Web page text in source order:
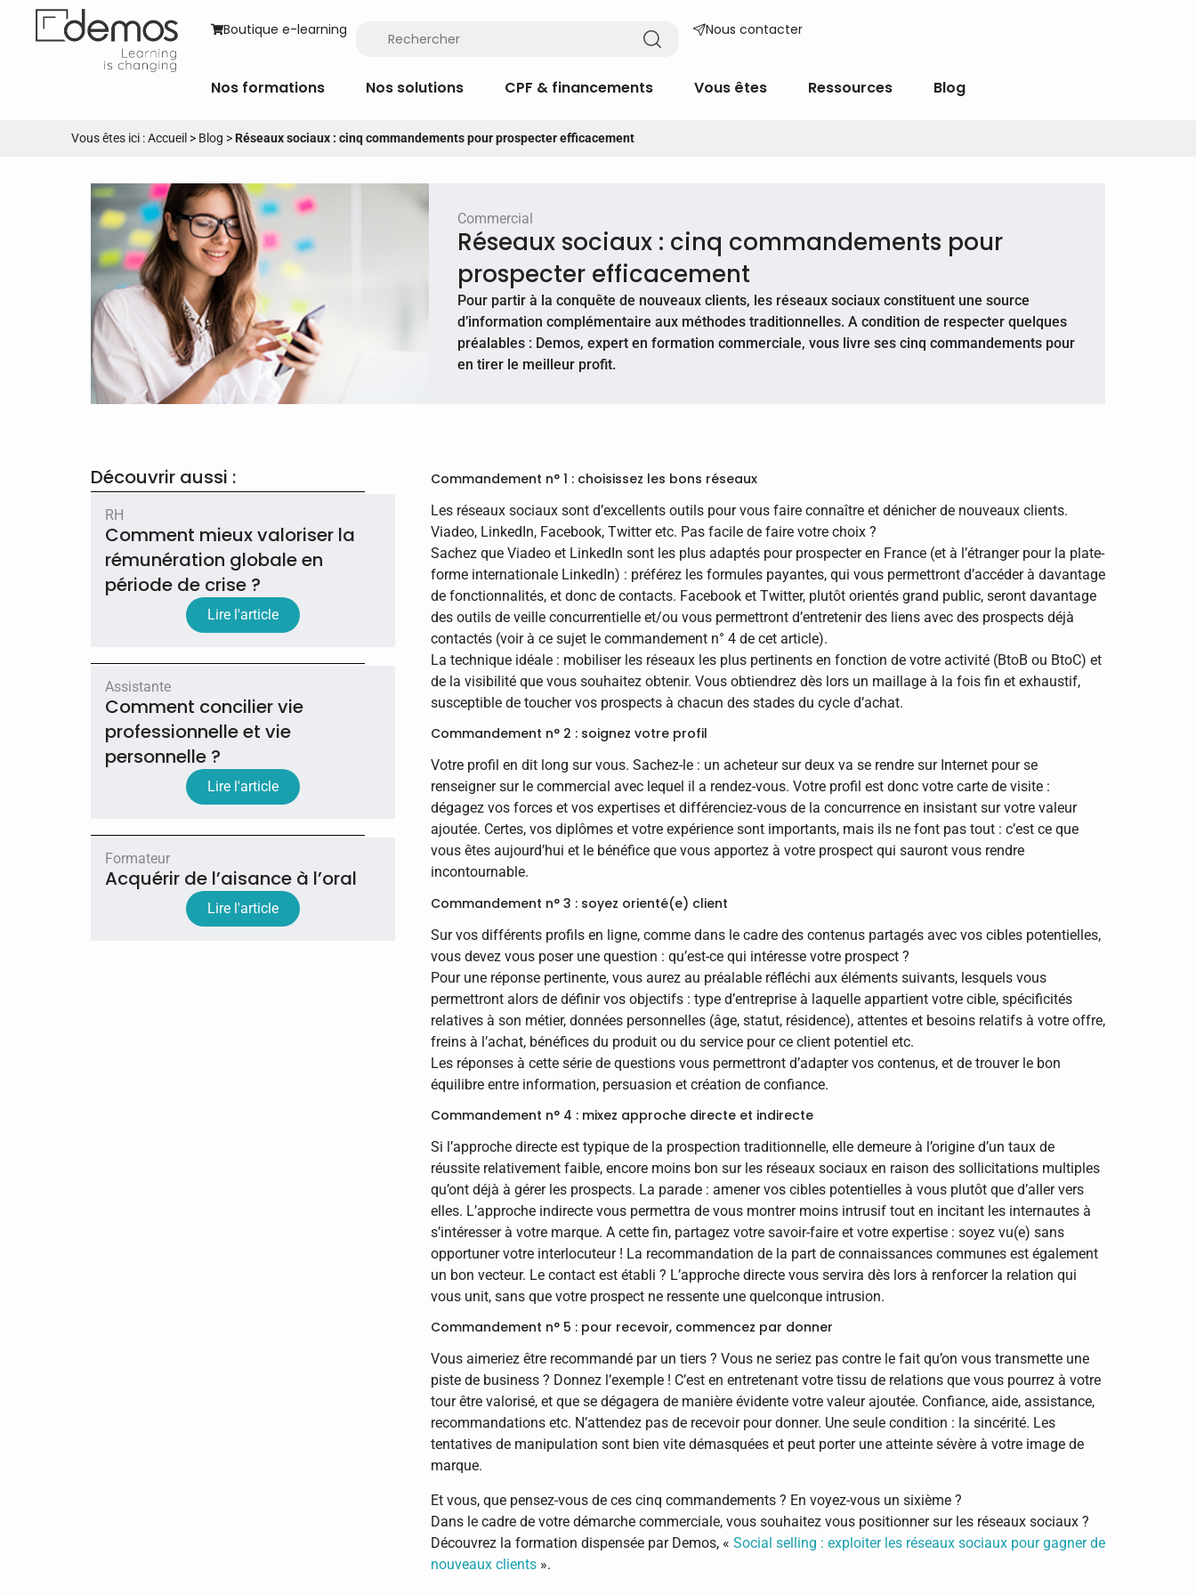
Boutique e-learning Nous contacter
Nos formations Nos solutions CPF & financements Vous êtes Ressources Blog
Vous êtes ici :Accueil > Blog >Réseaux sociaux : cinq commandements pour prospecter efficacement
Commercial
Réseaux sociaux : cinq commandements pour
prospecter efficacement
Pour partir à la conquête de nouveaux clients, les réseaux sociaux constituent une source
d’information complémentaire aux méthodes traditionnelles. A condition de respecter quelques
préalables : Demos, expert en formation commerciale, vous livre ses cinq commandements pour
en tirer le meilleur profit.
Découvrir aussi :
RH
Comment mieux valoriser la
rémunération globale en
période de crise ?
Lire l'article
Assistante
Comment concilier vie
professionnelle et vie
personnelle ?
Lire l'article
Formateur
Acquérir de l’aisance à l’oral
Lire l'article
Commandement n° 1 : choisissez les bons réseaux
Les réseaux sociaux sont d’excellents outils pour vous faire connaître et dénicher de nouveaux clients.
Viadeo, LinkedIn, Facebook, Twitter etc. Pas facile de faire votre choix ?
Sachez que Viadeo et LinkedIn sont les plus adaptés pour prospecter en France (et à l’étranger pour la plate-
forme internationale LinkedIn) : préférez les formules payantes, qui vous permettront d’accéder à davantage
de fonctionnalités, et donc de contacts. Facebook et Twitter, plutôt orientés grand public, seront davantage
des outils de veille concurrentielle et/ou vous permettront d’entretenir des liens avec des prospects déjà
contactés (voir à ce sujet le commandement n° 4 de cet article).
La technique idéale : mobiliser les réseaux les plus pertinents en fonction de votre activité (BtoB ou BtoC) et
de la visibilité que vous souhaitez obtenir. Vous obtiendrez dès lors un maillage à la fois fin et exhaustif,
susceptible de toucher vos prospects à chacun des stades du cycle d’achat.
Commandement n° 2 : soignez votre profil
Votre profil en dit long sur vous. Sachez-le : un acheteur sur deux va se rendre sur Internet pour se
renseigner sur le commercial avec lequel il a rendez-vous. Votre profil est donc votre carte de visite :
dégagez vos forces et vos expertises et différenciez-vous de la concurrence en insistant sur votre valeur
ajoutée. Certes, vos diplômes et votre expérience sont importants, mais ils ne font pas tout : c’est ce que
vous êtes aujourd’hui et le bénéfice que vous apportez à votre prospect qui sauront vous rendre
incontournable.
Commandement n° 3 : soyez orienté(e) client
Sur vos différents profils en ligne, comme dans le cadre des contenus partagés avec vos cibles potentielles,
vous devez vous poser une question : qu’est-ce qui intéresse votre prospect ?
Pour une réponse pertinente, vous aurez au préalable réfléchi aux éléments suivants, lesquels vous
permettront alors de définir vos objectifs : type d’entreprise à laquelle appartient votre cible, spécificités
relatives à son métier, données personnelles (âge, statut, résidence), attentes et besoins relatifs à votre offre,
freins à l’achat, bénéfices du produit ou du service pour ce client potentiel etc.
Les réponses à cette série de questions vous permettront d’adapter vos contenus, et de trouver le bon
équilibre entre information, persuasion et création de confiance.
Commandement n° 4 : mixez approche directe et indirecte
Si l’approche directe est typique de la prospection traditionnelle, elle demeure à l’origine d’un taux de
réussite relativement faible, encore moins bon sur les réseaux sociaux en raison des sollicitations multiples
qu’ont déjà à gérer les prospects. La parade : amener vos cibles potentielles à vous plutôt que d’aller vers
elles. L’approche indirecte vous permettra de vous montrer moins intrusif tout en incitant les internautes à
s’intéresser à votre marque. A cette fin, partagez votre savoir-faire et votre expertise : soyez vu(e) sans
opportuner votre interlocuteur ! La recommandation de la part de connaissances communes est également
un bon vecteur. Le contact est établi ? L’approche directe vous servira dès lors à renforcer la relation qui
vous unit, sans que votre prospect ne ressente une quelconque intrusion.
Commandement n° 5 : pour recevoir, commencez par donner
Vous aimeriez être recommandé par un tiers ? Vous ne seriez pas contre le fait qu’on vous transmette une
piste de business ? Donnez l’exemple ! C’est en entretenant votre tissu de relations que vous pourrez à votre
tour être valorisé, et que se dégagera de manière évidente votre valeur ajoutée. Confiance, aide, assistance,
recommandations etc. N’attendez pas de recevoir pour donner. Une seule condition : la sincérité. Les
tentatives de manipulation sont bien vite démasquées et peut porter une atteinte sévère à votre image de
marque.
Et vous, que pensez-vous de ces cinq commandements ? En voyez-vous un sixième ?
Dans le cadre de votre démarche commerciale, vous souhaitez vous positionner sur les réseaux sociaux ?
Découvrez la formation dispensée par Demos, « Social selling : exploiter les réseaux sociaux pour gagner de
nouveaux clients ».